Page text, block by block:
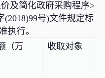
及简化政府采购程序>
(2018)99号)文件规定标
准执行。
（万
收取对象